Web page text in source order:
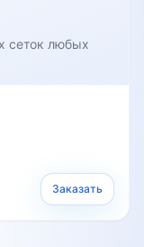
сеток любых
Заказать